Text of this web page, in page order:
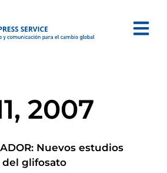
2007
Nuevos estudios
glifosato